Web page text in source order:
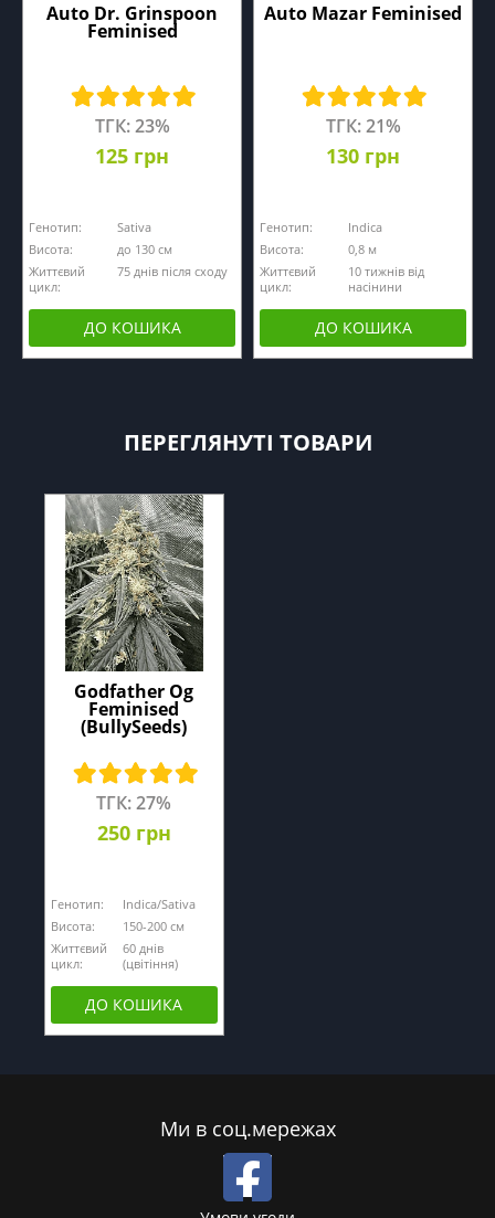
Auto Dr. Grinspoon
Feminised
ТГК: 23%
125 грн
Генотип:
Sativa
Висота:
до 130 см
Життєвий
цикл:
75 днів після сходу
ДО КОШИКА
Auto Mazar Feminised
ТГК: 21%
130 грн
Генотип:
Indica
Висота:
0,8 м
Життєвий
цикл:
10 тижнів від
насінини
ДО КОШИКА
ПЕРЕГЛЯНУТІ ТОВАРИ
Godfather Og
Feminised
(BullySeeds)
ТГК: 27%
250 грн
Генотип:
Indica/Sativa
Висота:
150-200 см
Життєвий
цикл:
60 днів
(цвітіння)
ДО КОШИКА
Ми в соц.мережах